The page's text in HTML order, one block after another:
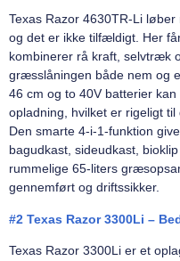
Texas Razor 4630TR-Li løber
og det er ikke tilfældigt. Her
kombinerer rå kraft, selvtræk
græsslåningen både nem og
46 cm og to 40V batterier
opladning, hvilket er rigeligt
Den smarte 4-i-1-funktion
bagudkast, sideudkast,
rummelige 65-liters
gennemført og driftssikker.
#2 Texas Razor 3300Li –
Texas Razor 3300Li er et